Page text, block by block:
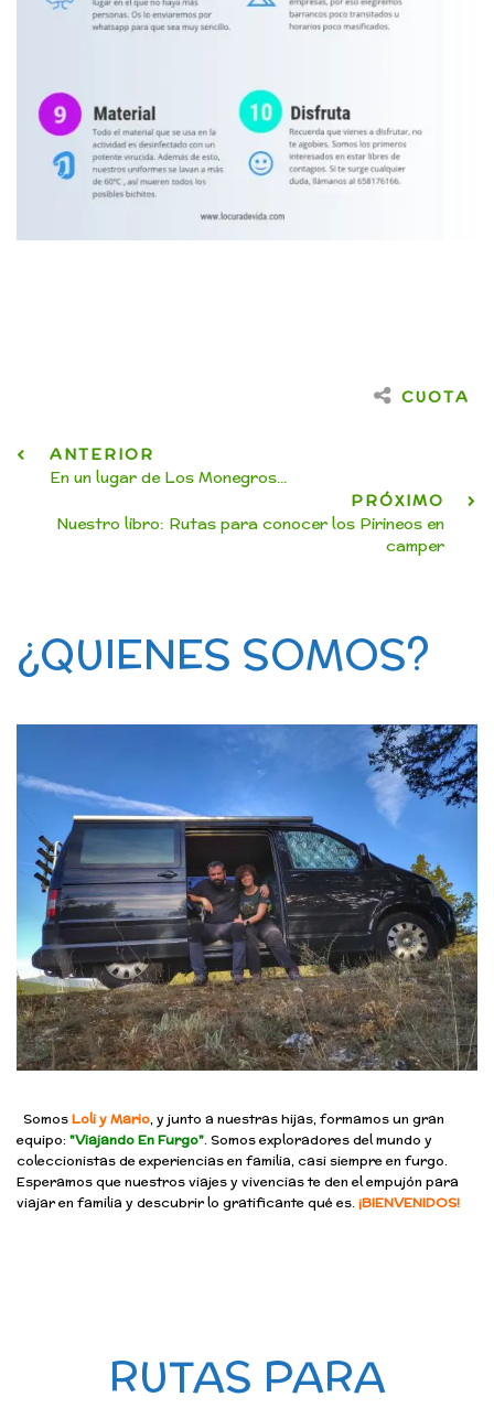
CUOTA
ANTERIOR
En un lugar de Los Monegros...
PRÓXIMO
Nuestro libro: Rutas para conocer los Pirineos en
camper
¿QUIENES SOMOS?
SomosLoli y Mario, y junto a nuestras hijas, formamos un gran
equipo:"Viajando En Furgo". Somos exploradores del mundo y
coleccionistas de experiencias en familia, casi siempre en furgo.
Esperamos que nuestros viajes y vivencias te den el empujón para
viajar en familia y descubrir lo gratificante qué es.¡BIENVENIDOS!
RUTAS PARA